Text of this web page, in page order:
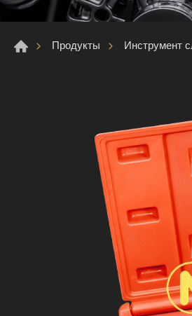
Продукты Инструмент